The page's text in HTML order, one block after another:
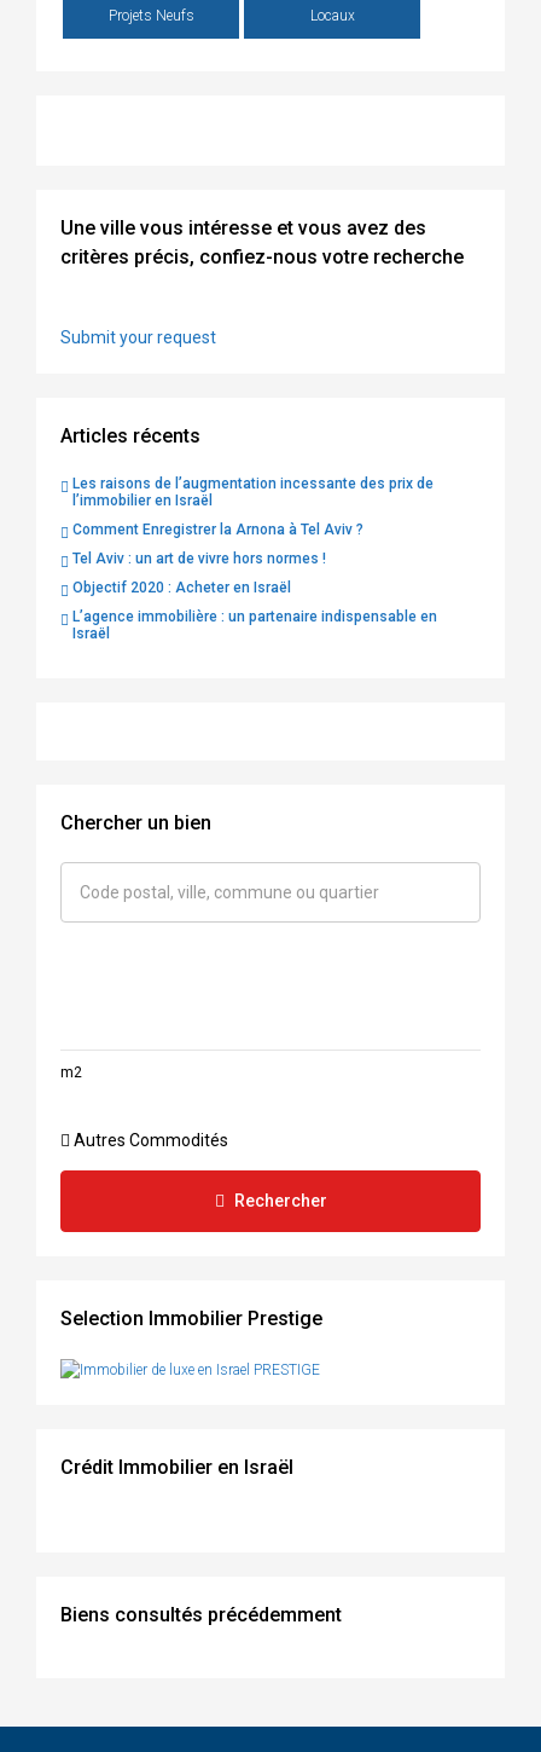
Projets Neufs Locaux
Une ville vous intéresse et vous avez des
critères précis, confiez-nous votre recherche
Submit your request
Articles récents
Les raisons de l’augmentation incessante des prix de
l’immobilier en Israël
Comment Enregistrer la Arnona à Tel Aviv ?
Tel Aviv : un art de vivre hors normes !
Objectif 2020 : Acheter en Israël
L’agence immobilière : un partenaire indispensable en
Israël
Chercher un bien
m2
Autres Commodités
Rechercher
Selection Immobilier Prestige
Crédit Immobilier en Israël
Biens consultés précédemment